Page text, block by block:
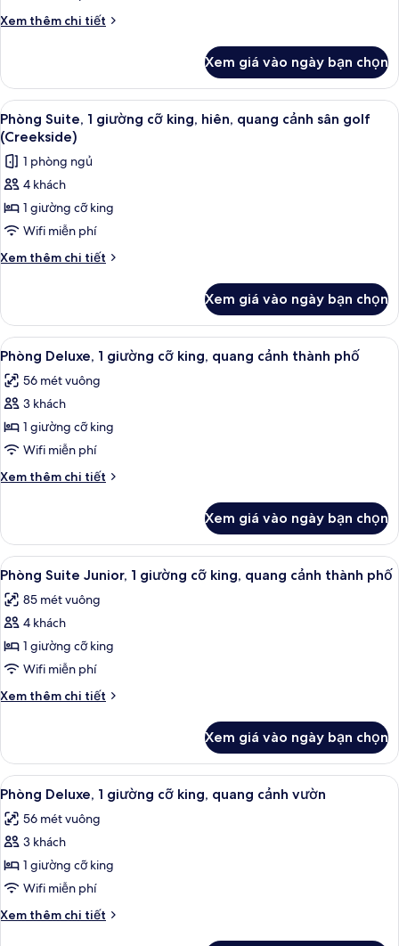
1
king,
quang
cảnh
thành
phố
Xem thêm chi tiết
Chi
Phòng
Suite
Executive,
1
giường
cỡ
king,
cảnh
thành
Xem giá vào ngày bạn chọn
Xem
tất
cả
ảnh
Phòng
Suite,
1
giường
hiên,
quang
cảnh
sân
golf
(Creekside)
Bộ đồ giường cao cấp, nệm Select
9
Phòng Suite, 1 giường cỡ king, hiên, quang cảnh sân golf
(Creekside)
1 phòng ngủ
4 khách
1 giường cỡ king
Wifi miễn phí
Xem thêm chi tiết
Chi
Phòng
Suite,
1
giường
cỡ
king,
quang
cảnh
golf
Xem giá vào ngày bạn chọn
Xem
tất
cả
ảnh
Phòng
Deluxe,
1
giường
king,
quang
cảnh
thành
phố
Bộ đồ giường cao cấp, nệm Select
10
Phòng Deluxe, 1 giường cỡ king, quang cảnh thành phố
56 mét vuông
3 khách
1 giường cỡ king
Wifi miễn phí
Xem thêm chi tiết
Chi
Phòng
Deluxe,
1
giường
cỡ
king,
cảnh
thành
Xem giá vào ngày bạn chọn
Xem
tất
cả
ảnh
Phòng
Suite
Junior,
1
cỡ
king,
quang
cảnh
thành
phố
Bộ đồ giường cao cấp, nệm Select
11
Phòng Suite Junior, 1 giường cỡ king, quang cảnh thành phố
85 mét vuông
4 khách
1 giường cỡ king
Wifi miễn phí
Xem thêm chi tiết
Chi
Phòng
Suite
Junior,
giường
cỡ
quang
cảnh
phố
Xem giá vào ngày bạn chọn
Xem
tất
cả
ảnh
Phòng
Deluxe,
1
giường
Bộ đồ giường cao cấp, nệm Select
9
Phòng Deluxe, 1 giường cỡ king, quang cảnh vườn
56 mét vuông
3 khách
1 giường cỡ king
Wifi miễn phí
Xem thêm chi tiết
Chi